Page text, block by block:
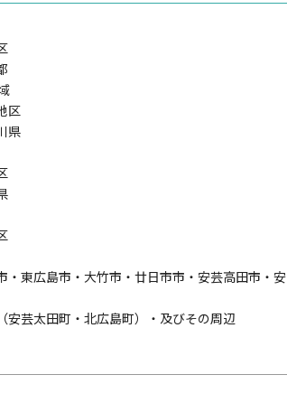
区
県
東広島市・大竹市・廿日市市・安芸高田市・安
安芸太田町・北広島町）・及びその周辺